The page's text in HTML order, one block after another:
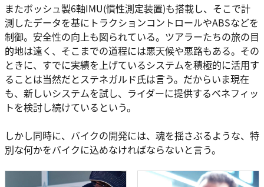
またボッシュ製6軸IMU(慣性測定装置)も搭載し、そこで計
測したデータを基にトラクションコントロールやABSなどを
制御。安全性の向上も図られている。ツアラーたちの旅の目
的地は遠く、そこまでの道程には悪天候や悪路もある。その
ときに、すでに実績を上げているシステムを積極的に活用す
ることは当然だとステネガルド氏は言う。だからいま現在
も、新しいシステムを試し、ライダーに提供するベネフィッ
トを検討し続けているという。
しかし同時に、バイクの開発には、魂を揺さぶるような、特
別な何かをバイクに込めなければならないと言う。